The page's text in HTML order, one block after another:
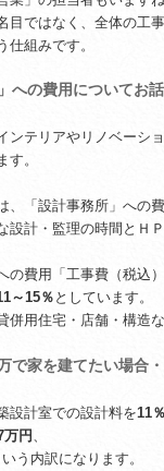
目ではなく、全体の工
仕組みです。
への費用についてお
ンテリアやリノベーシ
。
、「設計事務所」への
設計・監理の時間とＨ
の費用「工事費（税込
～15％ としています。
併用住宅・店舗・構造
で家を建てたい場合
設計室での設計料を11
万円
いう内訳になります。